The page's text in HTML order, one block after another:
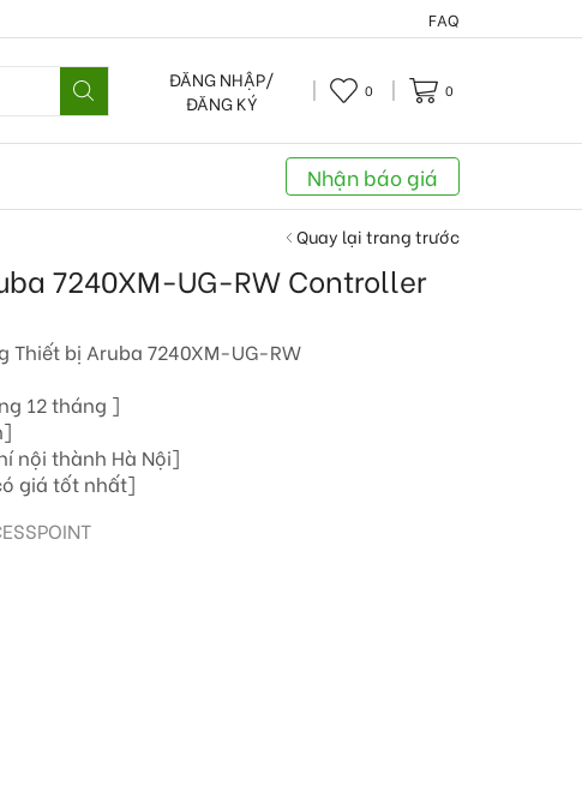
FAQ
ĐĂNG NHẬP/
ĐĂNG KÝ
0 0
Nhận báo giá
Quay lại trang trước
7240XM-UG-RW Controller
Thiết bị Aruba 7240XM-UG-RW
12 tháng ]
nội thành Hà Nội]
giá tốt nhất]